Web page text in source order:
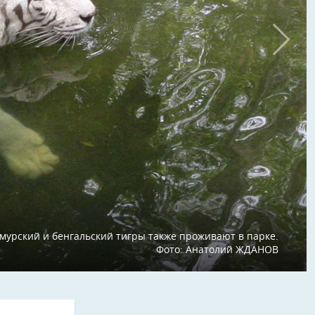
и бенгальский тигры также проживают в парке.
Фото: Анатолий ЖДАНОВ